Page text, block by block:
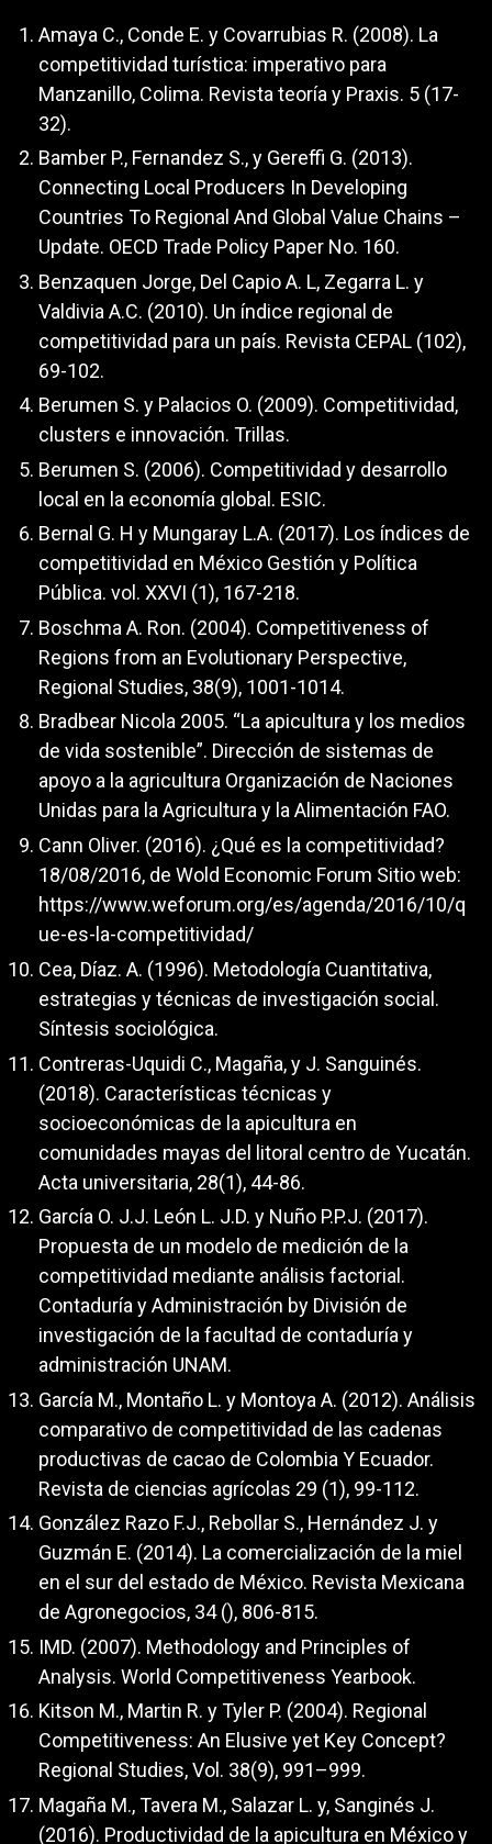
Amaya C., Conde E. y Covarrubias R. (2008). La
competitividad turística: imperativo para
Manzanillo, Colima. Revista teoría y Praxis. 5 (17-
32).
Bamber P., Fernandez S., y Gereffi G. (2013).
Connecting Local Producers In Developing
Countries To Regional And Global Value Chains –
Update. OECD Trade Policy Paper No. 160.
Benzaquen Jorge, Del Capio A. L, Zegarra L. y
Valdivia A.C. (2010). Un índice regional de
competitividad para un país. Revista CEPAL (102),
69-102.
Berumen S. y Palacios O. (2009). Competitividad,
clusters e innovación. Trillas.
Berumen S. (2006). Competitividad y desarrollo
local en la economía global. ESIC.
Bernal G. H y Mungaray L.A. (2017). Los índices de
competitividad en México Gestión y Política
Pública. vol. XXVI (1), 167-218.
Boschma A. Ron. (2004). Competitiveness of
Regions from an Evolutionary Perspective,
Regional Studies, 38(9), 1001-1014.
Bradbear Nicola 2005. “La apicultura y los medios
de vida sostenible”. Dirección de sistemas de
apoyo a la agricultura Organización de Naciones
Unidas para la Agricultura y la Alimentación FAO.
Cann Oliver. (2016). ¿Qué es la competitividad?
18/08/2016, de Wold Economic Forum Sitio web:
https://www.weforum.org/es/agenda/2016/10/q
ue-es-la-competitividad/
Cea, Díaz. A. (1996). Metodología Cuantitativa,
estrategias y técnicas de investigación social.
Síntesis sociológica.
Contreras-Uquidi C., Magaña, y J. Sanguinés.
(2018). Características técnicas y
socioeconómicas de la apicultura en
comunidades mayas del litoral centro de Yucatán.
Acta universitaria, 28(1), 44-86.
García O. J.J. León L. J.D. y Nuño P.P.J. (2017).
Propuesta de un modelo de medición de la
competitividad mediante análisis factorial.
Contaduría y Administración by División de
investigación de la facultad de contaduría y
administración UNAM.
García M., Montaño L. y Montoya A. (2012). Análisis
comparativo de competitividad de las cadenas
productivas de cacao de Colombia Y Ecuador.
Revista de ciencias agrícolas 29 (1), 99-112.
González Razo F.J., Rebollar S., Hernández J. y
Guzmán E. (2014). La comercialización de la miel
en el sur del estado de México. Revista Mexicana
de Agronegocios, 34 (), 806-815.
IMD. (2007). Methodology and Principles of
Analysis. World Competitiveness Yearbook.
Kitson M., Martin R. y Tyler P. (2004). Regional
Competitiveness: An Elusive yet Key Concept?
Regional Studies, Vol. 38(9), 991–999.
Magaña M., Tavera M., Salazar L. y, Sanginés J.
(2016). Productividad de la apicultura en México y